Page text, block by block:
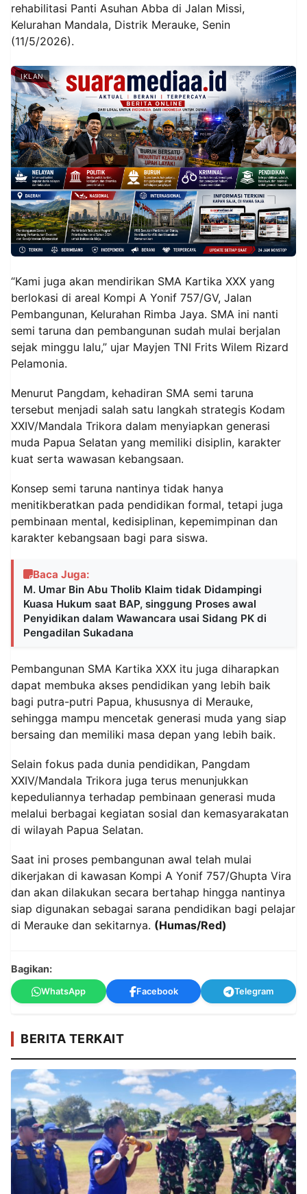
rehabilitasi Panti Asuhan Abba di Jalan Missi,
Kelurahan Mandala, Distrik Merauke, Senin
(11/5/2026).
IKLAN
“Kami juga akan mendirikan SMA Kartika XXX yang
berlokasi di areal Kompi A Yonif 757/GV, Jalan
Pembangunan, Kelurahan Rimba Jaya. SMA ini nanti
semi taruna dan pembangunan sudah mulai berjalan
sejak minggu lalu,” ujar Mayjen TNI Frits Wilem Rizard
Pelamonia.
Menurut Pangdam, kehadiran SMA semi taruna
tersebut menjadi salah satu langkah strategis Kodam
XXIV/Mandala Trikora dalam menyiapkan generasi
muda Papua Selatan yang memiliki disiplin, karakter
kuat serta wawasan kebangsaan.
Konsep semi taruna nantinya tidak hanya
menitikberatkan pada pendidikan formal, tetapi juga
pembinaan mental, kedisiplinan, kepemimpinan dan
karakter kebangsaan bagi para siswa.
Baca Juga:
M. Umar Bin Abu Tholib Klaim tidak Didampingi
Kuasa Hukum saat BAP, singgung Proses awal
Penyidikan dalam Wawancara usai Sidang PK di
Pengadilan Sukadana
Pembangunan SMA Kartika XXX itu juga diharapkan
dapat membuka akses pendidikan yang lebih baik
bagi putra-putri Papua, khususnya di Merauke,
sehingga mampu mencetak generasi muda yang siap
bersaing dan memiliki masa depan yang lebih baik.
Selain fokus pada dunia pendidikan, Pangdam
XXIV/Mandala Trikora juga terus menunjukkan
kepeduliannya terhadap pembinaan generasi muda
melalui berbagai kegiatan sosial dan kemasyarakatan
di wilayah Papua Selatan.
Saat ini proses pembangunan awal telah mulai
dikerjakan di kawasan Kompi A Yonif 757/Ghupta Vira
dan akan dilakukan secara bertahap hingga nantinya
siap digunakan sebagai sarana pendidikan bagi pelajar
di Merauke dan sekitarnya. (Humas/Red)
Bagikan:
WhatsApp Facebook Telegram
BERITA TERKAIT